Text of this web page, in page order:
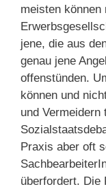
meisten
jene, die aus
genau jene
offenstünden.
können und
und
Praxis aber oft
überfordert. Die